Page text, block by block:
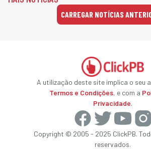
CARREGAR NOTÍCIAS
A utilização deste site implica o seu
Termos e Condições, e com a
Privacidade.
Copyright © 2005 - 2025 ClickPB.
reservados.